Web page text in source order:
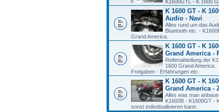
K1600GTL - K 1600
K 1600 GT - K
Audio - Navi
Alles rund um das
Bluetooth etc. -
Grand America.
K 1600 GT - K
Grand America -
Reifenabteilung der
1600 Grand America.
Freigaben - Erfahrungen etc.
K 1600 GT - K
Grand America -
Alles was man
K1600B - K1600GT -
sonst individualisieren kann.